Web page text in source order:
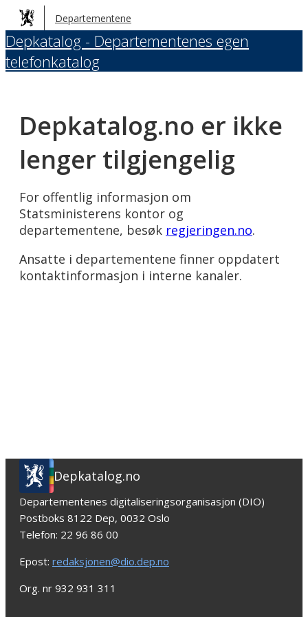
Hopp
til
hovedinnhold
Departementene
Depkatalog - Departementenes egen
telefonkatalog
Depkatalog.no er ikke
lenger tilgjengelig
For offentlig informasjon om
Statsministerens kontor og
departementene, besøk regjeringen.no.
Ansatte i departementene finner oppdatert
kontaktinformasjon i interne kanaler.
Depkatalog.no
Departementenes digitaliseringsorganisasjon (DIO)
Postboks 8122 Dep, 0032 Oslo
Telefon: 22 96 86 00
Epost: redaksjonen@dio.dep.no
Org. nr 932 931 311